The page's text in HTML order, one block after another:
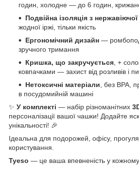
годин, холодне — до 6 годин,
Подвійна ізоляція з нержавіючої
жодної іржі, тільки якість
Ергономічний дизайн —
зручного тримання
Кришка, що закручується , +
ковпачками — захист від розливів і
Нетоксичні матеріали , без BPA,
в посудомийній машині
✨ У комплекті — набір різноманітних
персоналізації вашої чашки! Додайте
унікальності! 🎉
Ідеальна для подорожей, офісу,
користування.
Tyeso — це ваша впевненість у кожному